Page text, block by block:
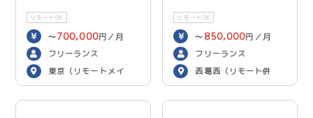
リモートOK
〜700,000円／月
フリーランス
東京（リモートメイ
ン）
リモートOK
〜 850,000円／月
フリーランス
西葛西（リモート併
用）